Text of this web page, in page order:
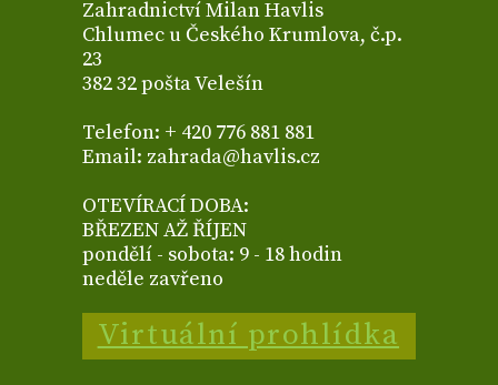
Zahradnictví Milan Havlis
Chlumec u Českého Krumlova, č.p.
23
382 32 pošta Velešín
Telefon: + 420 776 881 881
Email: zahrada@havlis.cz
OTEVÍRACÍ DOBA:
BŘEZEN AŽ ŘÍJEN
pondělí - sobota: 9 - 18 hodin
neděle zavřeno
Virtuální prohlídka